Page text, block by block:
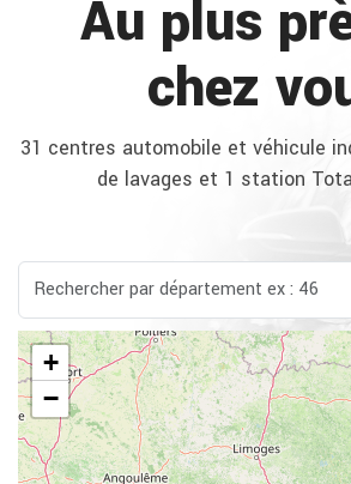
Au plus
chez
31 centres automobile et véhicule
de lavages et 1 station
+
−